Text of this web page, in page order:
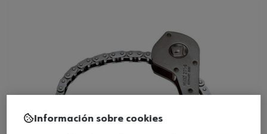
Información sobre cookies